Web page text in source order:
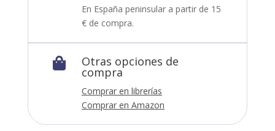
En España peninsular a partir de 15
€ de compra.
 Otras opciones de
compra
Comprar en librerías
Comprar en Amazon